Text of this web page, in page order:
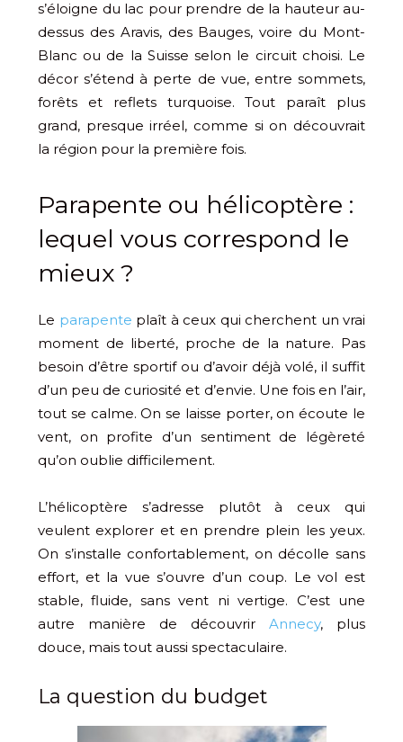
s’éloigne du lac pour prendre de la hauteur au-
dessus des Aravis, des Bauges, voire du Mont-
Blanc ou de la Suisse selon le circuit choisi. Le
décor s’étend à perte de vue, entre sommets,
forêts et reflets turquoise. Tout paraît plus
grand, presque irréel, comme si on découvrait
la région pour la première fois.
Parapente ou hélicoptère :
lequel vous correspond le
mieux ?
Le parapente plaît à ceux qui cherchent un vrai
moment de liberté, proche de la nature. Pas
besoin d’être sportif ou d’avoir déjà volé, il suffit
d’un peu de curiosité et d’envie. Une fois en l’air,
tout se calme. On se laisse porter, on écoute le
vent, on profite d’un sentiment de légèreté
qu’on oublie difficilement.
L’hélicoptère s’adresse plutôt à ceux qui
veulent explorer et en prendre plein les yeux.
On s’installe confortablement, on décolle sans
effort, et la vue s’ouvre d’un coup. Le vol est
stable, fluide, sans vent ni vertige. C’est une
autre manière de découvrir Annecy, plus
douce, mais tout aussi spectaculaire.
La question du budget